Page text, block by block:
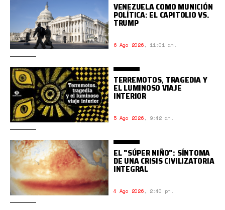
VENEZUELA COMO MUNICIÓN
POLÍTICA: EL CAPITOLIO VS.
TRUMP
6 Ago 2026, 11:01 am.
TERREMOTOS, TRAGEDIA Y
EL LUMINOSO VIAJE
INTERIOR
5 Ago 2026, 9:42 am.
EL "SÚPER NIÑO": SÍNTOMA
DE UNA CRISIS CIVILIZATORIA
INTEGRAL
4 Ago 2026, 2:40 pm.